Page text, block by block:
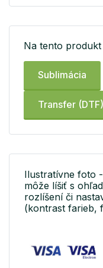
Na tento produkt
Sublimácia
Transfer (DTF)
Ilustratívne foto
môže líšiť s
rozlíšení či
(kontrast farieb,